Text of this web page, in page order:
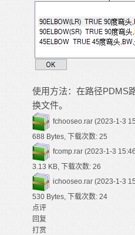
使用方法：在路径PDMS
换文件。
fchooseo.rar (2023-1-3
688 Bytes, 下载次数: 25
fcomp.rar (2023-1-3
3.13 KB, 下载次数: 26
ichooseo.rar (2023-1-3
530 Bytes, 下载次数: 24
点评
回复
打赏